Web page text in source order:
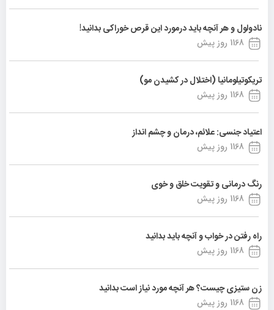
نادولول و هر آنچه باید درمورد این قرص خوراکی بدانید!
1168 روز پیش
تریکوتیلومانیا (اختلال در کشیدن مو)
1168 روز پیش
اعتیاد جنسی: علائم، درمان و چشم انداز
1168 روز پیش
رنگ درمانی و تقویت خلق و خوی
1168 روز پیش
راه رفتن در خواب و آنچه باید بدانید
1168 روز پیش
زن ستیزی چیست؟ هر آنچه مورد نیاز است بدانید
1168 روز پیش